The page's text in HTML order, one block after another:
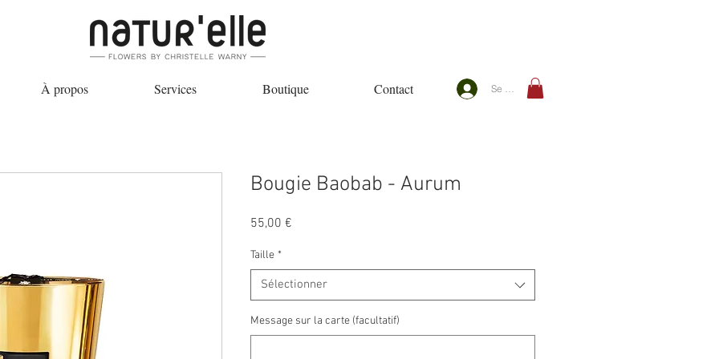
À propos Services Boutique Contact Se connecter
Bougie Baobab - Aurum
55,00 €
Taille *
Sélectionner
Message sur la carte (facultatif)